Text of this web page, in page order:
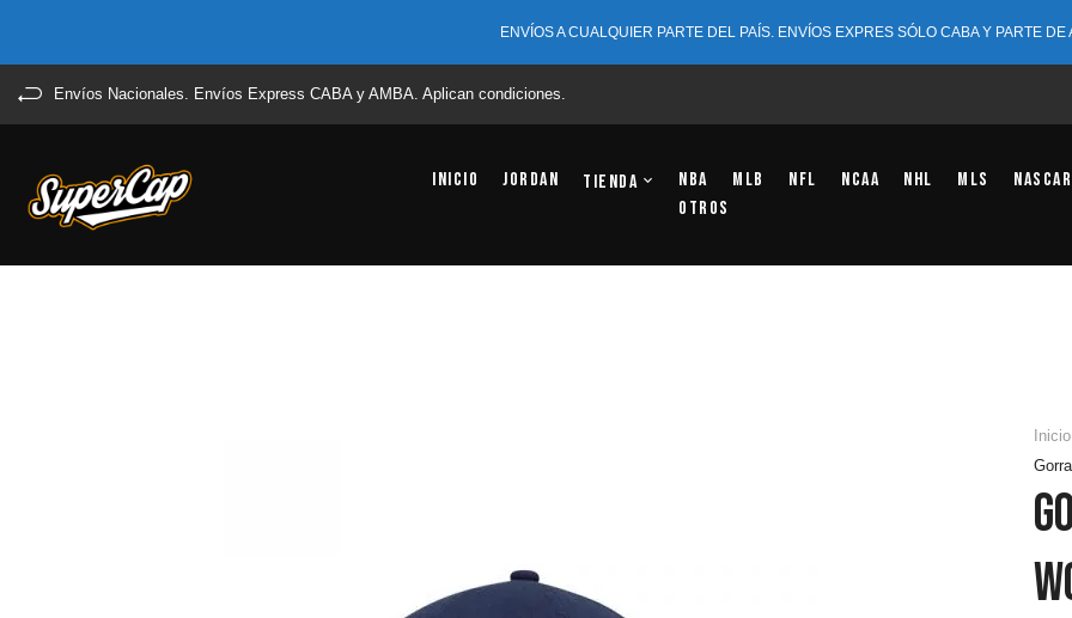
ENVÍOS A CUALQUIER PARTE DEL PAÍS. ENVÍOS EXPRES SÓLO CABA Y PARTE DE
Envíos Nacionales. Envíos Express CABA y AMBA. Aplican condiciones.
Inicio Jordan Tienda NBA MLB NFL NCAA NHL MLS
NASCAR
OTROS
Inicio